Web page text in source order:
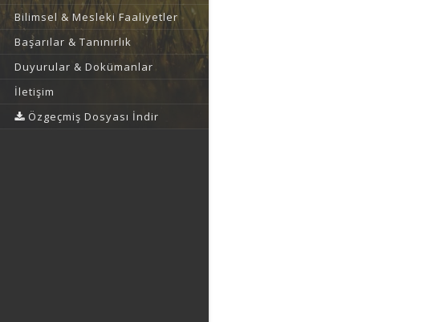
Bilimsel & Mesleki Faaliyetler
Başarılar & Tanınırlık
Duyurular & Dokümanlar
İletişim
Özgeçmiş Dosyası İndir